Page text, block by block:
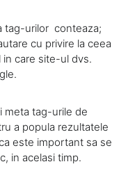
tag-urilor conteaza;
cu privire la ceea
care site-ul dvs.
meta tag-urile de
a popula rezultatele
este important sa se
in acelasi timp.